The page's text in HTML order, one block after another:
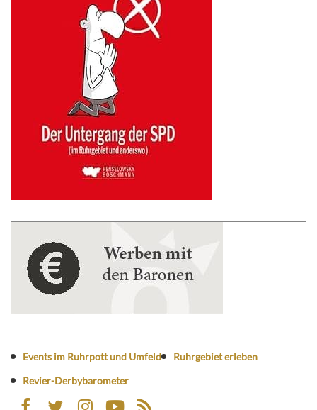
Events im Ruhrpott und Umfeld
Ruhrgebiet erleben
Revier-Derbybarometer